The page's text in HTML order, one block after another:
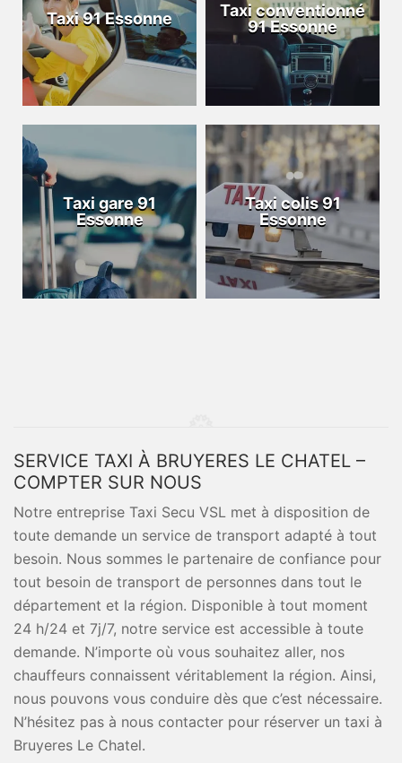
Taxi 91 Essonne
Taxi conventionné
91 Essonne
Taxi gare 91
Essonne
Taxi colis 91
Essonne
SERVICE TAXI À BRUYERES LE CHATEL –
COMPTER SUR NOUS
Notre entreprise Taxi Secu VSL met à disposition de
toute demande un service de transport adapté à tout
besoin. Nous sommes le partenaire de confiance pour
tout besoin de transport de personnes dans tout le
département et la région. Disponible à tout moment
24 h/24 et 7j/7, notre service est accessible à toute
demande. N’importe où vous souhaitez aller, nos
chauffeurs connaissent véritablement la région. Ainsi,
nous pouvons vous conduire dès que c’est nécessaire.
N’hésitez pas à nous contacter pour réserver un taxi à
Bruyeres Le Chatel.